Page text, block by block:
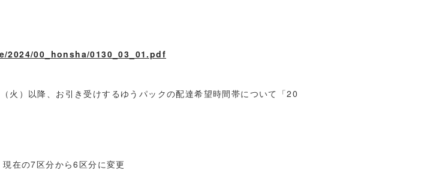
00_honsha/0130_03_01.pdf
）以降、お引き受けするゆうパックの配達希望時間帯について「20
在の7区分から6区分に変更